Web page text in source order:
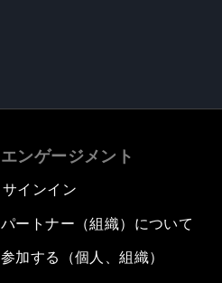
エンゲージメント
サインイン
パートナー（組織）について
参加する（個人、組織）